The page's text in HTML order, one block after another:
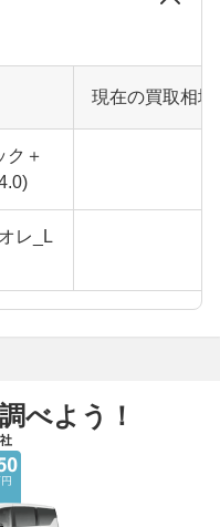
現在の買取相
ク＋
レ_L
べよう！